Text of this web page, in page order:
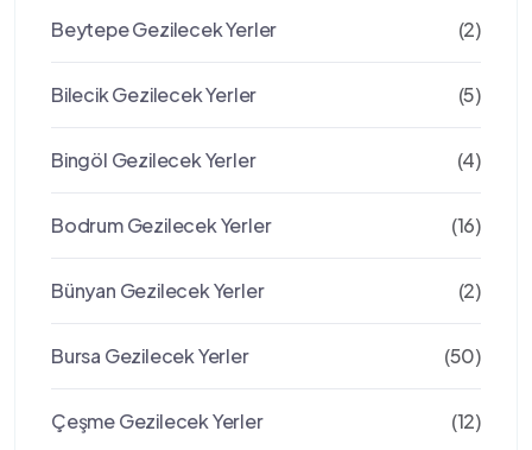
Beytepe Gezilecek Yerler (2)
Bilecik Gezilecek Yerler (5)
Bingöl Gezilecek Yerler (4)
Bodrum Gezilecek Yerler (16)
Bünyan Gezilecek Yerler (2)
Bursa Gezilecek Yerler (50)
Çeşme Gezilecek Yerler (12)